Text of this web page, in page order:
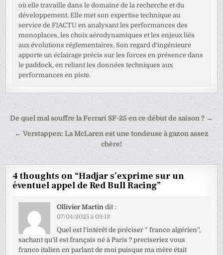
où elle travaille dans le domaine de la recherche et du
développement. Elle met son expertise technique au
service de F1ACTU en analysant les performances des
monoplaces, les choix aérodynamiques et les enjeux liés
aux évolutions réglementaires. Son regard d’ingénieure
apporte un éclairage précis sur les forces en présence dans
le paddock, en reliant les données techniques aux
performances en piste.
Navigation
de
De quel mal souffre la Ferrari SF-25 en ce début de saison ? →
← Verstappen: La McLaren est une tondeuse à gazon assez
chère!
4 thoughts on “Hadjar s’exprime sur un
éventuel appel de Red Bull Racing”
Ollivier Martin dit :
07/04/2025 à 09:13
Quel est l’intérêt de préciser ” franco algérien”,
sachant qu’il est français né à Paris ? preciseriez vous
franco italien en parlant de moi puisque ma mère était